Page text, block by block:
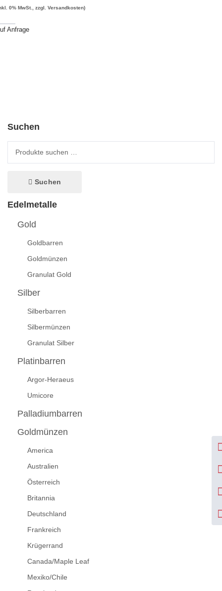
0% MwSt., zzgl. Versandkosten)
Anfrage
Suchen
Suchen
Edelmetalle
Gold
Goldbarren
Goldmünzen
Granulat Gold
Silber
Silberbarren
Silbermünzen
Granulat Silber
Platinbarren
Argor-Heraeus
Umicore
Palladiumbarren
Goldmünzen
America
Australien
Österreich
Britannia
Deutschland
Frankreich
Krügerrand
Canada/Maple Leaf
Mexiko/Chile